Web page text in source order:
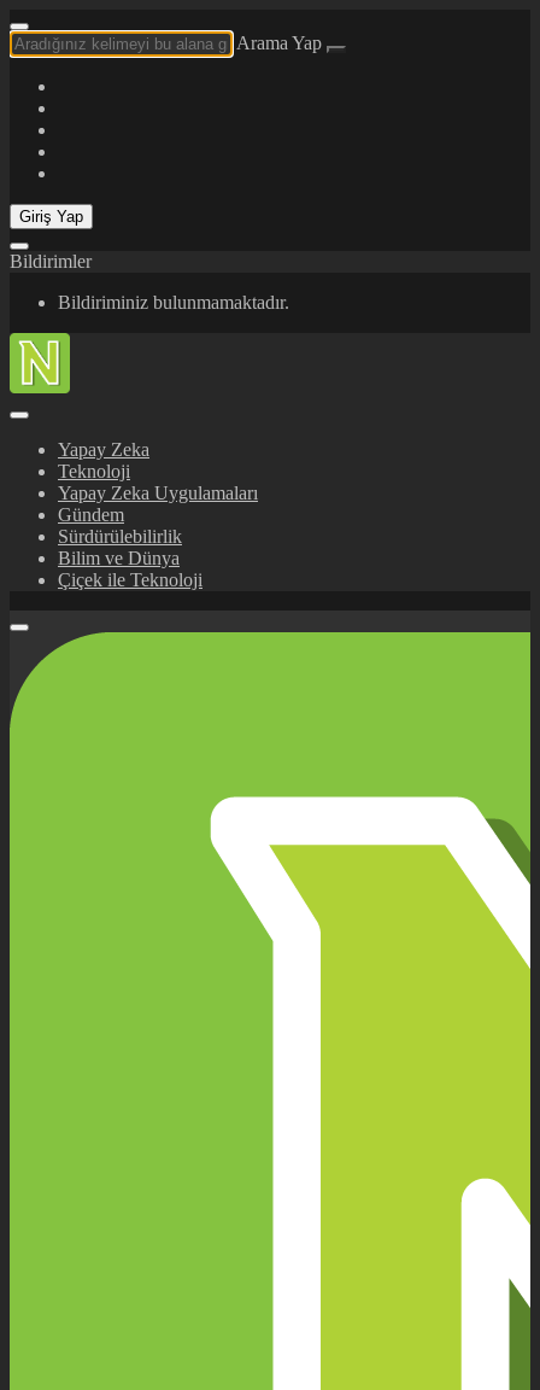
Arama Yap
Giriş Yap
Bildirimler
Bildiriminiz bulunmamaktadır.
Yapay Zeka
Teknoloji
Yapay Zeka Uygulamaları
Gündem
Sürdürülebilirlik
Bilim ve Dünya
Çiçek ile Teknoloji